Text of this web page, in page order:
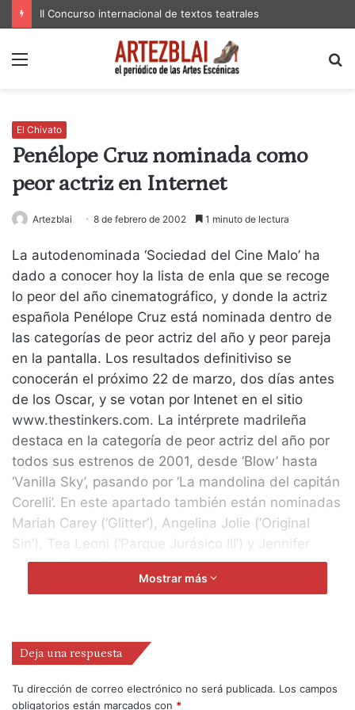
II Concurso internacional de textos teatrales
Menú
El Chivato
Penélope Cruz nominada como
peor actriz en Internet
Artezblai 8 de febrero de 2002 1 minuto de lectura
La autodenominada ‘Sociedad del Cine Malo’ ha
dado a conocer hoy la lista de enla que se recoge
lo peor del año cinematográfico, y donde la actriz
española Penélope Cruz está nominada dentro de
las categorías de peor actriz del año y peor pareja
en la pantalla. Los resultados definitiviso se
conocerán el próximo 22 de marzo, dos días antes
de los Oscar, y se votan por Intenet en el sitio
www.thestinkers.com. La intérprete madrileña
destaca en la categoría de peor actriz del año por
todos sus estrenos de 2001, desde ‘Blow’ hasta
‘Vanilla Sky’, pasando por ‘La mandolina del capitán
Corelli’. En este apartado también están nominadas
Mariah Carey (‘Glitter’), Angelina Jolie (‘Original
Sin’), Tea Leoni (‘Parque Jurásico III’) y Jennifer
López (‘Angel Eyes’).
Penélope Cruz también está incluida en la
los que ha compartido protagonismo con Johnny
Depp, Nicolas Cage, de quien se habló de un idilio
mutuo, y Tom Cruise, su actual pareja.
Mostrar más
Deja una respuesta
Tu dirección de correo electrónico no será publicada. Los campos
obligatorios están marcados con *